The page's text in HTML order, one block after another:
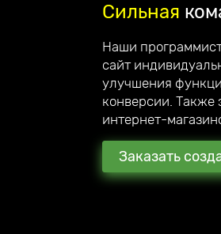
вас
Приветствую, меня
руководитель
Мы стараемся
рекомендуют нас
С каждым клиентом
Сильная
Наши
сайт
улучшения
конверсии. Также
интернет-
Заказать